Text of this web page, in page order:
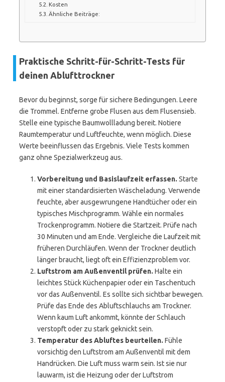
Kosten
Ähnliche Beiträge:
Praktische Schritt-für-Schritt-Tests für
deinen Ablufttrockner
Bevor du beginnst, sorge für sichere Bedingungen. Leere
die Trommel. Entferne grobe Flusen aus dem Flusensieb.
Stelle eine typische Baumwollladung bereit. Notiere
Raumtemperatur und Luftfeuchte, wenn möglich. Diese
Werte beeinflussen das Ergebnis. Viele Tests kommen
ganz ohne Spezialwerkzeug aus.
Vorbereitung und Basislaufzeit erfassen. Starte
mit einer standardisierten Wäscheladung. Verwende
feuchte, aber ausgewrungene Handtücher oder ein
typisches Mischprogramm. Wähle ein normales
Trockenprogramm. Notiere die Startzeit. Prüfe nach
30 Minuten und am Ende. Vergleiche die Laufzeit mit
früheren Durchläufen. Wenn der Trockner deutlich
länger braucht, liegt oft ein Effizienzproblem vor.
Luftstrom am Außenventil prüfen. Halte ein
leichtes Stück Küchenpapier oder ein Taschentuch
vor das Außenventil. Es sollte sich sichtbar bewegen.
Prüfe das Ende des Abluftschlauchs am Trockner.
Wenn kaum Luft ankommt, könnte der Schlauch
verstopft oder zu stark geknickt sein.
Temperatur des Abluftes beurteilen. Fühle
vorsichtig den Luftstrom am Außenventil mit dem
Handrücken. Die Luft muss warm sein. Ist sie nur
lauwarm, ist die Heizung oder der Luftstrom